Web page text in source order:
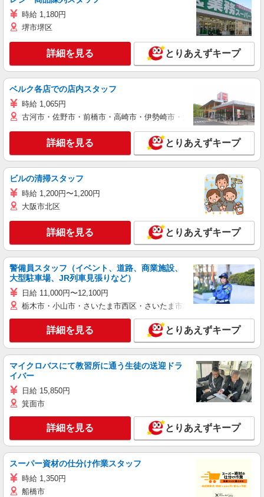
時給 1,180円
堺市堺区
詳細を見る とりあえずキープ
ベルク各店での店内スタッフ
時給 1,065円
古河市・佐野市・前橋市・高崎市・伊勢崎市・太田市・館林市・藤
詳細を見る とりあえずキープ
ビルの清掃スタッフ
時給 1,200円〜1,200円
大阪市北区
詳細を見る とりあえずキープ
警備員スタッフ（イベント、道路、商業施設、
大型駐車場、JR列車見張りなど）
日給 11,000円〜12,100円
栃木市・小山市・さいたま市西区・さいたま市岩槻区・久喜市・蓮田
詳細を見る とりあえずキープ
マイクロバスにて教習所に通う生徒の送迎ドラ
イバー
日給 15,850円
箕面市
詳細を見る とりあえずキープ
スーパー資材の仕分け作業スタッフ
時給 1,350円
船橋市